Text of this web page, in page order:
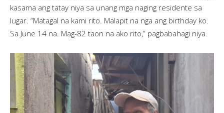
kasama ang tatay niya sa unang mga naging residente sa
lugar. “Matagal na kami rito. Malapit na nga ang birthday ko.
Sa June 14 na. Mag-82 taon na ako rito,” pagbabahagi niya.